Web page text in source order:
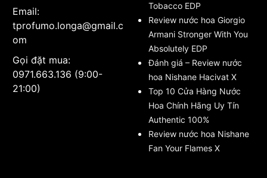
Email:
tprofumo.longa@gmail.c
om
Gọi đặt mua:
0971.663.136 (9:00-
21:00)
Tobacco EDP
Review nước hoa Giorgio
Armani Stronger With You
Absolutely EDP
Đánh giá – Review nước
hoa Nishane Hacivat X
Top 10 Cửa Hàng Nước
Hoa Chính Hãng Uy Tín
Authentic 100%
Review nước hoa Nishane
Fan Your Flames X